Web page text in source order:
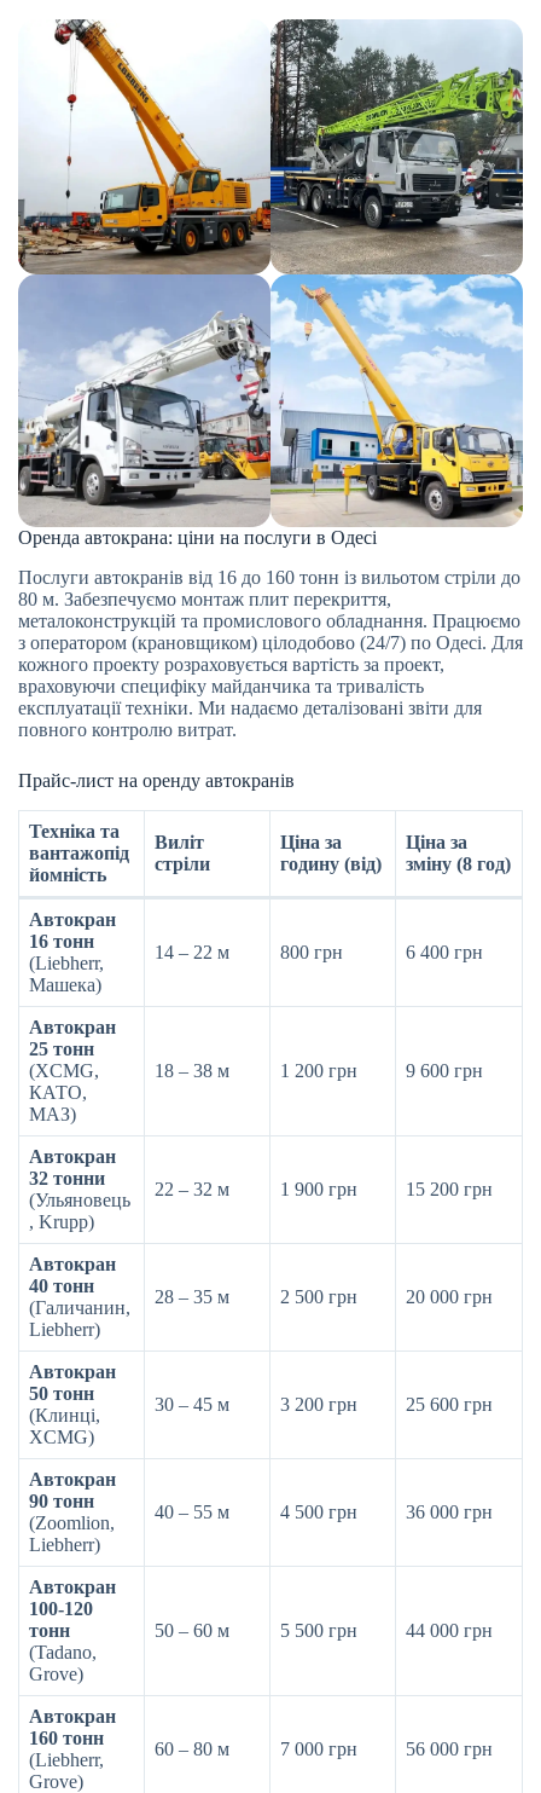
Оренда автокрана: ціни на послуги в Одесі
Послуги автокранів від 16 до 160 тонн із вильотом стріли до
80 м. Забезпечуємо монтаж плит перекриття,
металоконструкцій та промислового обладнання. Працюємо
з оператором (крановщиком) цілодобово (24/7) по Одесі. Для
кожного проекту розраховується вартість за проект,
враховуючи специфіку майданчика та тривалість
експлуатації техніки. Ми надаємо деталізовані звіти для
повного контролю витрат.
Прайс-лист на оренду автокранів
Техніка та
вантажопід
йомність
Виліт
стріли
Ціна за
годину (від)
Ціна за
зміну (8 год)
Автокран
16 тонн
(Liebherr,
Машека)
14 – 22 м 800 грн 6 400 грн
Автокран
25 тонн
(XCMG,
КАТО,
МАЗ)
18 – 38 м 1 200 грн 9 600 грн
Автокран
32 тонни
(Ульяновець
, Krupp)
22 – 32 м 1 900 грн 15 200 грн
Автокран
40 тонн
(Галичанин,
Liebherr)
28 – 35 м 2 500 грн 20 000 грн
Автокран
50 тонн
(Клинці,
XCMG)
30 – 45 м 3 200 грн 25 600 грн
Автокран
90 тонн
(Zoomlion,
Liebherr)
40 – 55 м 4 500 грн 36 000 грн
Автокран
100-120
тонн
(Tadano,
Grove)
50 – 60 м 5 500 грн 44 000 грн
Автокран
160 тонн
(Liebherr,
Grove)
60 – 80 м 7 000 грн 56 000 грн